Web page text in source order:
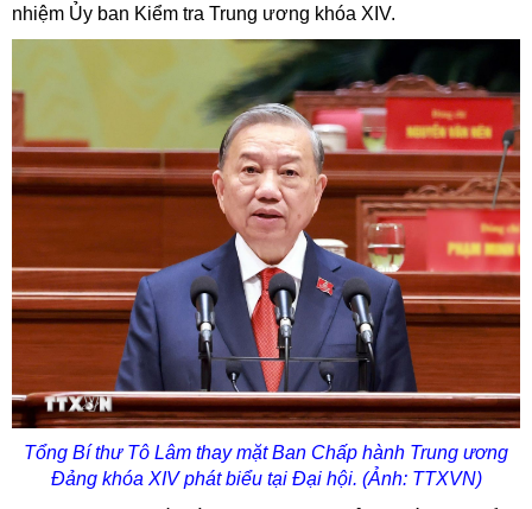
nhiệm Ủy ban Kiểm tra Trung ương khóa XIV.
Tổng Bí thư Tô Lâm thay mặt Ban Chấp hành Trung ương
Đảng khóa XIV phát biểu tại Đại hội. (Ảnh: TTXVN)